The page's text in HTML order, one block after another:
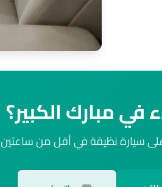
في مبارك الكبير؟
سيارة نظيفة في أقل من ساعتين